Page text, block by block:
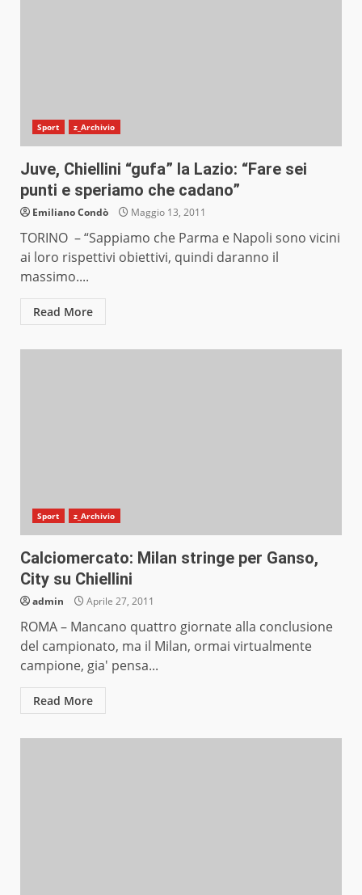
Sport z_Archivio
Juve, Chiellini “gufa” la Lazio: “Fare sei
punti e speriamo che cadano”
Emiliano Condò Maggio 13, 2011
TORINO – “Sappiamo che Parma e Napoli sono vicini
ai loro rispettivi obiettivi, quindi daranno il
massimo....
Read More
Sport z_Archivio
Calciomercato: Milan stringe per Ganso,
City su Chiellini
admin Aprile 27, 2011
ROMA – Mancano quattro giornate alla conclusione
del campionato, ma il Milan, ormai virtualmente
campione, gia' pensa...
Read More